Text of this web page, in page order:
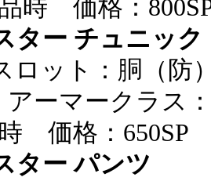
時 価格：
ター チュニック
ロット：胴（
ーマークラス
価格：650SP
ター パンツ